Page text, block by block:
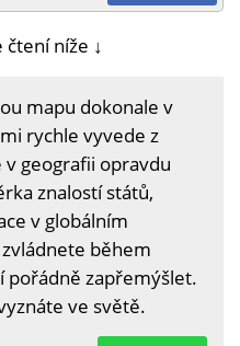
čtení níže ↓
mapu dokonale v
rychle vyvede z
geografii opravdu
znalostí států,
v globálním
během
pořádně zapřemýšlet.
ve světě.